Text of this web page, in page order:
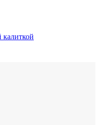
калиткой